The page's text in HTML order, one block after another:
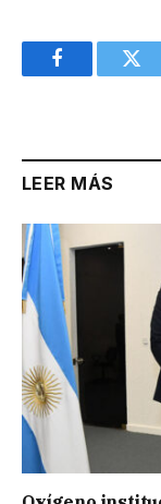
Facebook
LEER MÁS